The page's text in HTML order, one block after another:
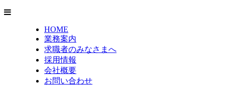
HOME
業務案内
求職者のみなさまへ
採用情報
会社概要
お問い合わせ